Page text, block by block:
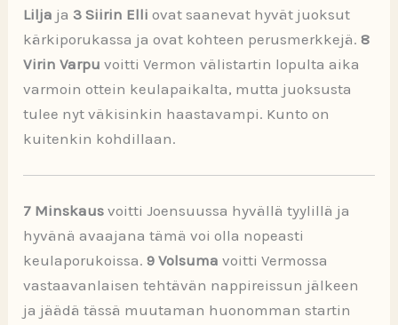
Lilja ja3 Siirin Elli ovat saanevat hyvät juoksut
kärkiporukassa ja ovat kohteen perusmerkkejä.8
Virin Varpu voitti Vermon välistartin lopulta aika
varmoin ottein keulapaikalta, mutta juoksusta
tulee nyt väkisinkin haastavampi. Kunto on
kuitenkin kohdillaan.
7 Minskaus voitti Joensuussa hyvällä tyylillä ja
hyvänä avaajana tämä voi olla nopeasti
keulaporukoissa.9 Volsuma voitti Vermossa
vastaavanlaisen tehtävän nappireissun jälkeen
ja jäädä tässä muutaman huonomman startin